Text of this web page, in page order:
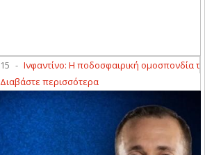
- Ινφαντίνο: Η ποδοσφαιρική ομοσπονδία της
Διαβάστε περισσότερα